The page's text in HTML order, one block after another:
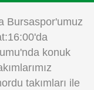
Bursaspor'umuz
konuk
takımları ile